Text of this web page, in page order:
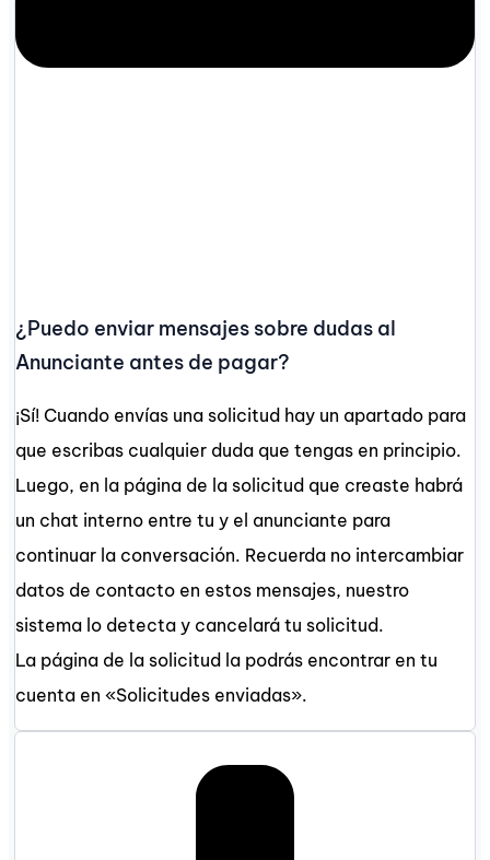
¿Puedo enviar mensajes sobre dudas al
Anunciante antes de pagar?
¡Sí! Cuando envías una solicitud hay un apartado para
que escribas cualquier duda que tengas en principio.
Luego, en la página de la solicitud que creaste habrá
un chat interno entre tu y el anunciante para
continuar la conversación. Recuerda no intercambiar
datos de contacto en estos mensajes, nuestro
sistema lo detecta y cancelará tu solicitud.
La página de la solicitud la podrás encontrar en tu
cuenta en «Solicitudes enviadas».